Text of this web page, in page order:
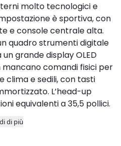
molto tecnologici e
è sportiva, con
e console centrale alta.
quadro strumenti digitale
grande display OLED
mancano comandi fisici per
clima e sedili, con tasti
L’head-up
equivalenti a 35,5 pollici.
di più